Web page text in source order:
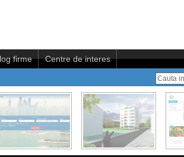
firme Centre de interes